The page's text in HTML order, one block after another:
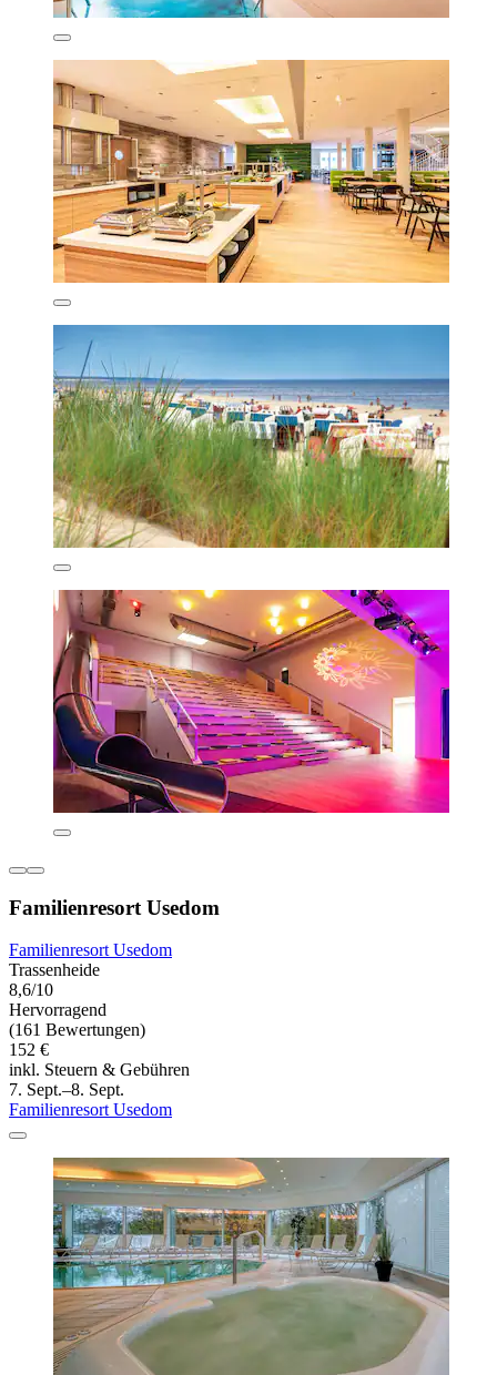
Familienresort Usedom
Familienresort Usedom
Trassenheide
8,6/10
Hervorragend
(161 Bewertungen)
152 €
inkl. Steuern & Gebühren
7. Sept.–8. Sept.
Familienresort Usedom